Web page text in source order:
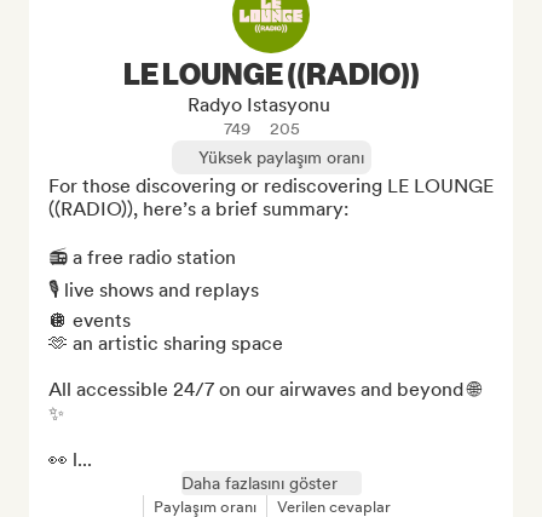
LE LOUNGE ((RADIO))
Radyo Istasyonu
749
205
Yüksek paylaşım oranı
For those discovering or rediscovering LE LOUNGE
((RADIO)), here’s a brief summary:
📻 a free radio station
🎙️ live shows and replays
🪩 events
🫶 an artistic sharing space
All accessible 24/7 on our airwaves and beyond 🌐
✨
👀 l...
Daha fazlasını göster
Paylaşım oranı Verilen cevaplar